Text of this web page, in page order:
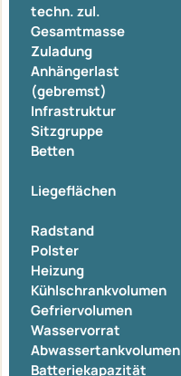
techn. zul.
Gesamtmasse
Zuladung
Anhängerlast
(gebremst)
Infrastruktur
Sitzgruppe
Betten
Liegeflächen
Radstand
Polster
Heizung
Kühlschrankvolumen
Gefriervolumen
Wasservorrat
Abwassertankvolumen
Batteriekapazität